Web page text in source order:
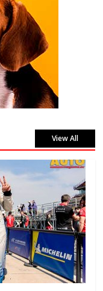
View All